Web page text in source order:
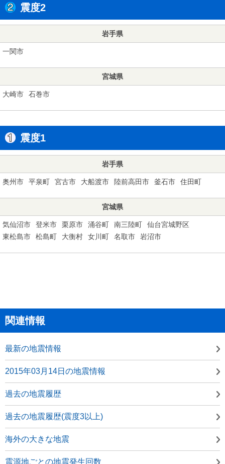
震度2
岩手県
一関市
宮城県
大崎市 石巻市
震度1
岩手県
奥州市 平泉町 宮古市 大船渡市 陸前高田市 釜石市 住田町
宮城県
気仙沼市 登米市 栗原市 涌谷町 南三陸町
仙台宮城野区
東松島市
松島町 大衡村 女川町 名取市 岩沼市
関連情報
最新の地震情報
2015年03月14日の地震情報
過去の地震履歴
過去の地震履歴(震度3以上)
海外の大きな地震
震源地ごとの地震発生回数